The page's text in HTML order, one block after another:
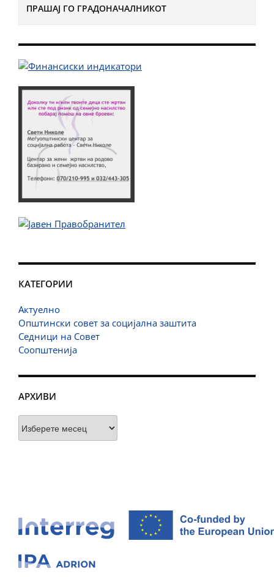
ПРАШАЈ ГО ГРАДОНАЧАЛНИКОТ
КАТЕГОРИИ
Актуелно
Општински совет за социјална заштита
Седници на Совет
Соопштенија
АРХИВИ